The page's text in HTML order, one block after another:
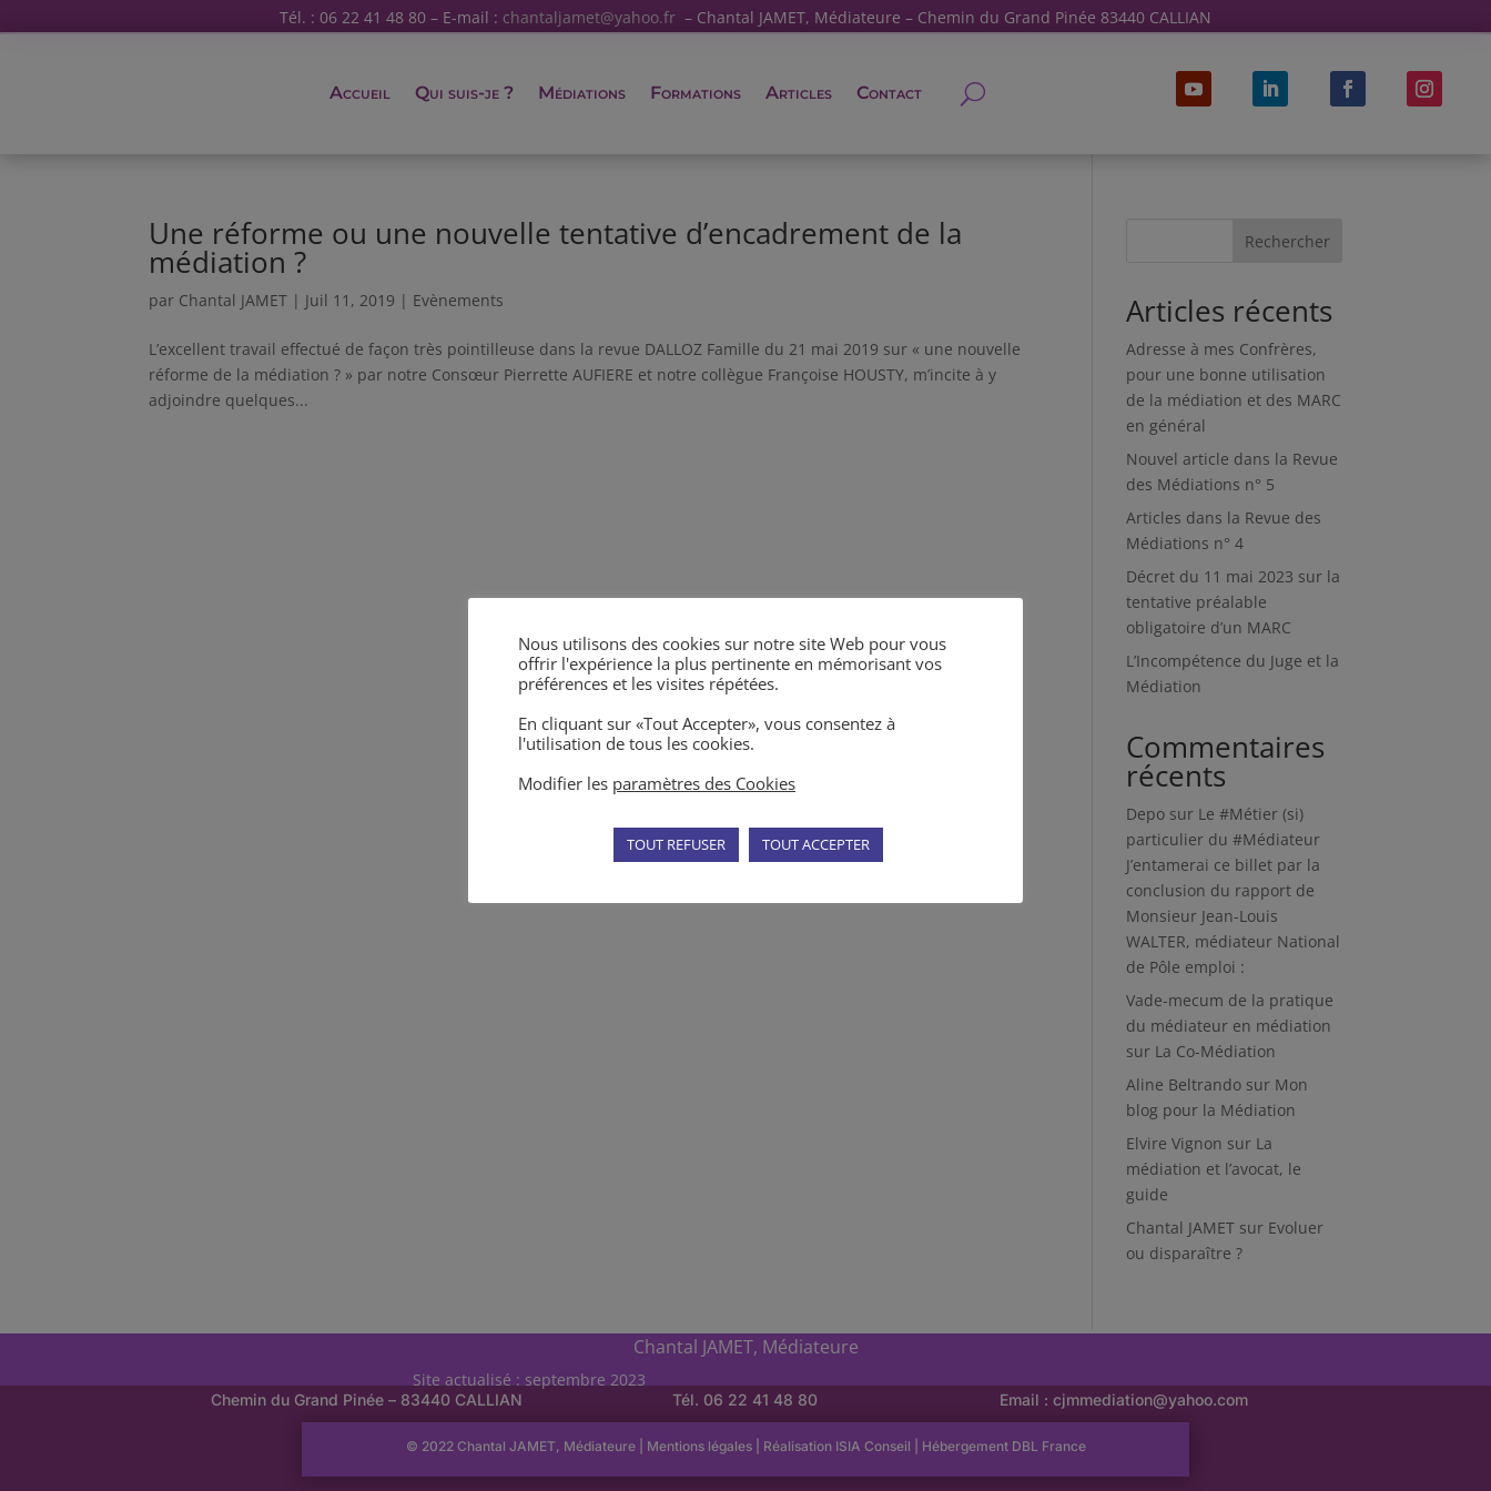
Tél. : 06 22 41 48 80 – E-mail : chantaljamet@yahoo.fr – Chantal JAMET, Médiateure – Chemin du Grand Pinée 83440 CALLIAN
Accueil Qui suis-je ? Médiations Formations Articles Contact
Une réforme ou une nouvelle tentative d’encadrement de la
médiation ?
par Chantal JAMET | Juil 11, 2019 | Evènements
L’excellent travail effectué de façon très pointilleuse dans la revue DALLOZ Famille du 21 mai 2019 sur « une nouvelle
réforme de la médiation ? » par notre Consœur Pierrette AUFIERE et notre collègue Françoise HOUSTY, m’incite à y
adjoindre quelques...
Rechercher
Articles récents
Adresse à mes Confrères,
pour une bonne utilisation
de la médiation et des MARC
en général
Nouvel article dans la Revue
des Médiations n° 5
Articles dans la Revue des
Médiations n° 4
Décret du 11 mai 2023 sur la
tentative préalable
obligatoire d’un MARC
L’Incompétence du Juge et la
Médiation
Commentaires
récents
Depo sur Le #Métier (si)
particulier du #Médiateur
J’entamerai ce billet par la
conclusion du rapport de
Monsieur Jean-Louis
WALTER, médiateur National
de Pôle emploi :
Vade-mecum de la pratique
du médiateur en médiation
sur La Co-Médiation
Aline Beltrando sur Mon
blog pour la Médiation
Elvire Vignon sur La
médiation et l’avocat, le
guide
Chantal JAMET sur Evoluer
ou disparaître ?
Chantal JAMET, Médiateure
Site actualisé : septembre 2023
Chemin du Grand Pinée – 83440 CALLIAN Tél. 06 22 41 48 80 Email :cjmmediation@yahoo.com
© 2022 Chantal JAMET, Médiateure | Mentions légales| Réalisation ISIA Conseil Hébergement DBL France
Nous utilisons des cookies sur notre site Web pour vous
offrir l'expérience la plus pertinente en mémorisant vos
préférences et les visites répétées.
En cliquant sur «Tout Accepter», vous consentez à
l'utilisation de tous les cookies.
Modifier les paramètres des Cookies
TOUT REFUSER TOUT ACCEPTER